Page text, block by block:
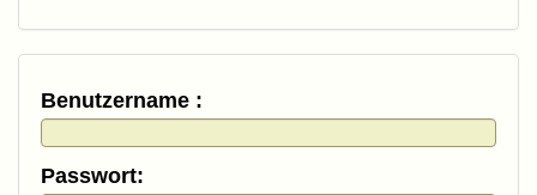
Benutzername :
Passwort: